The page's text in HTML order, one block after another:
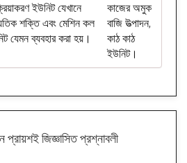
ইউনিট যেখানে
শক্তি এবং মেশিন কল
যেমন ব্যবহার করা হয়।
কাজের অমুক
বাজি উত্পাদন,
কাঠ কাঠ
ইউনিট।
প্রায়শই জিজ্ঞাসিত প্রশ্নাবলী